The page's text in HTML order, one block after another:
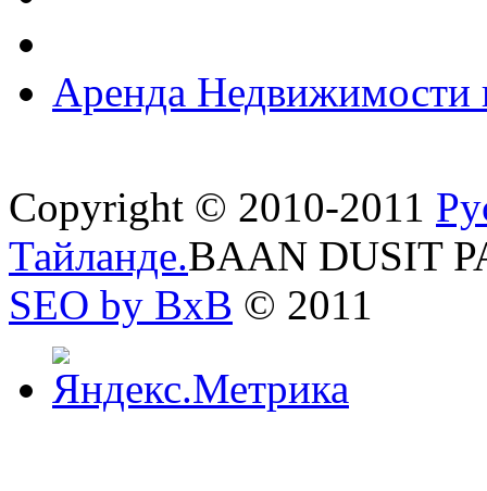
Аренда Недвижимости
Copyright © 2010-2011
Тайланде.BAAN DUSIT
SEO by BxB © 2011